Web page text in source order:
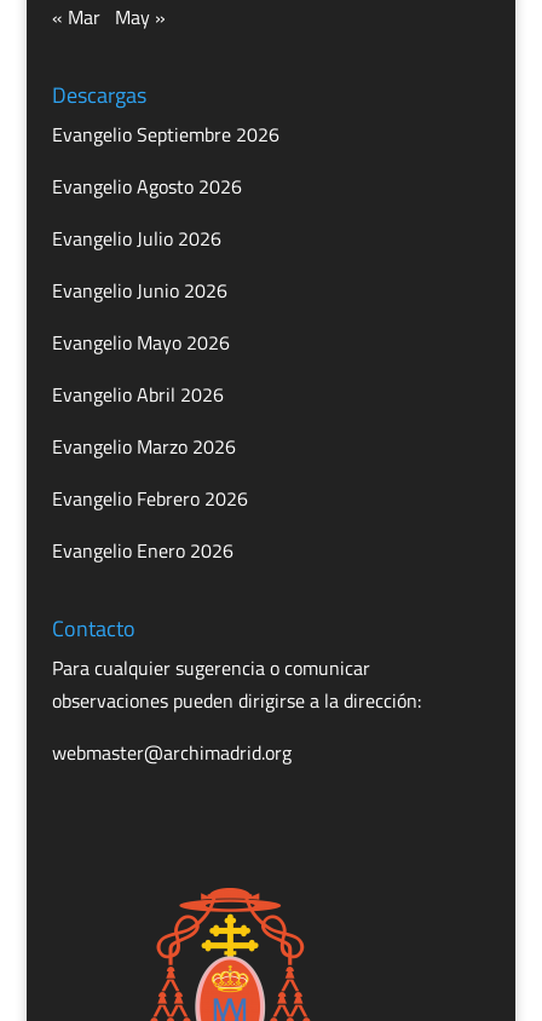
« Mar May »
Descargas
Evangelio Septiembre 2026
Evangelio Agosto 2026
Evangelio Julio 2026
Evangelio Junio 2026
Evangelio Mayo 2026
Evangelio Abril 2026
Evangelio Marzo 2026
Evangelio Febrero 2026
Evangelio Enero 2026
Contacto
Para cualquier sugerencia o comunicar
observaciones pueden dirigirse a la dirección:
webmaster@archimadrid.org